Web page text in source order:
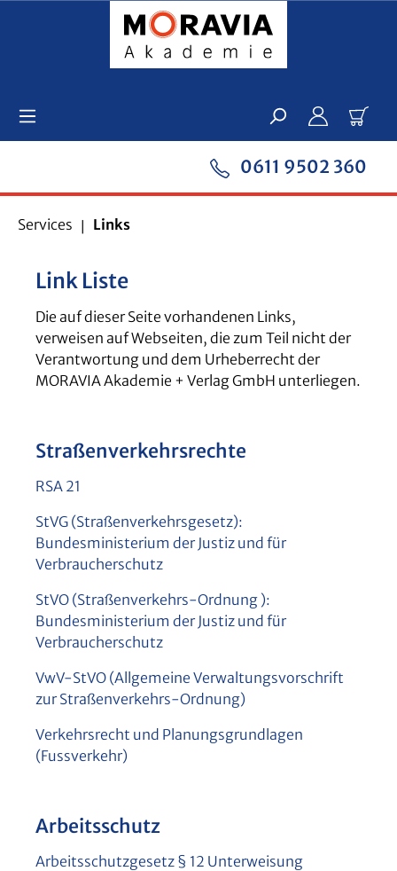
Zum Hauptinhalt springen
0611 9502 360
Services Links
Link Liste
Die auf dieser Seite vorhandenen Links,
verweisen auf Webseiten, die zum Teil nicht der
Verantwortung und dem Urheberrecht der
MORAVIA Akademie + Verlag GmbH unterliegen.
Straßenverkehrsrechte
RSA 21
StVG (Straßenverkehrsgesetz):
Bundesministerium der Justiz und für
Verbraucherschutz
StVO (Straßenverkehrs-Ordnung ):
Bundesministerium der Justiz und für
Verbraucherschutz
VwV-StVO (Allgemeine Verwaltungsvorschrift
zur Straßenverkehrs-Ordnung)
Verkehrsrecht und Planungsgrundlagen
(Fussverkehr)
Arbeitsschutz
Arbeitsschutzgesetz § 12 Unterweisung